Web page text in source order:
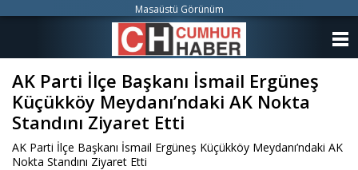
AK Parti İlçe Başkanı İsmail Ergüneş
Küçükköy Meydanı’ndaki AK Nokta
Standını Ziyaret Etti
AK Parti İlçe Başkanı İsmail Ergüneş Küçükköy Meydanı’ndaki AK
Nokta Standını Ziyaret Etti
Masaüstü Görünüm
KATEGORİLER
ANKETLER